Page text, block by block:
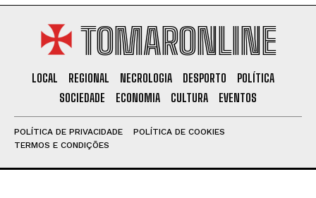
TOMARONLINE
LOCAL REGIONAL NECROLOGIA DESPORTO
POLÍTICA
SOCIEDADE
ECONOMIA CULTURA EVENTOS
POLÍTICA DE PRIVACIDADE
POLÍTICA DE COOKIES
TERMOS E CONDIÇÕES